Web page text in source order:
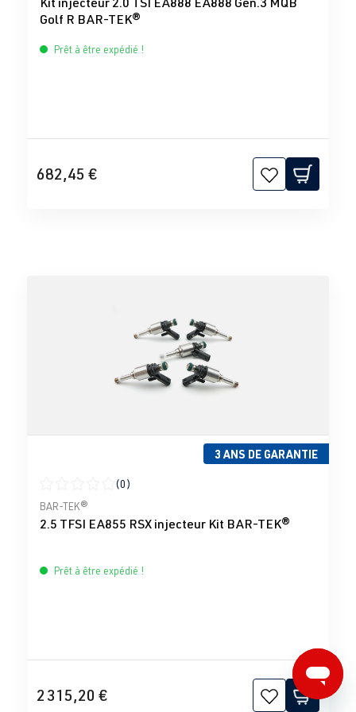
Golf R BAR-TEK®
Prêt à être expédié !
682,45 €
3 ANS DE GARANTIE
Note moyenne de 0 sur 5 étoiles
(0)
BAR-TEK®
2.5 TFSI EA855 RSX injecteur Kit BAR-TEK®
Prêt à être expédié !
2 315,20 €